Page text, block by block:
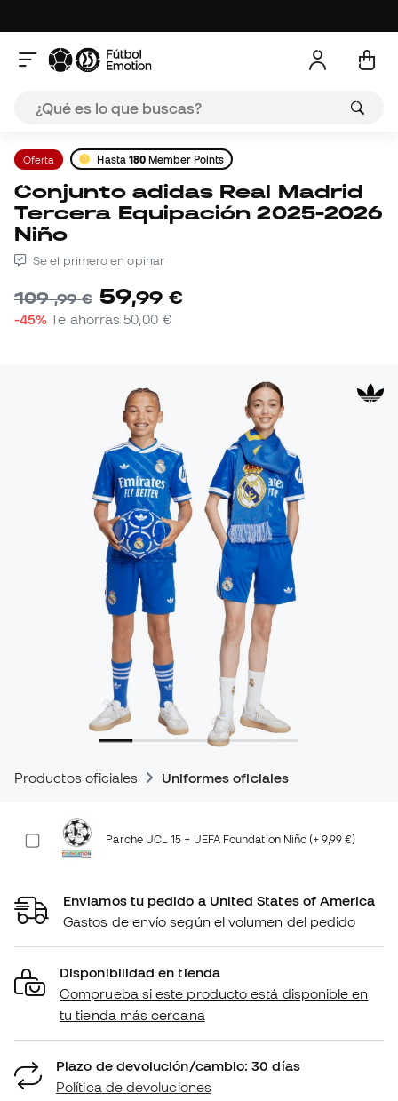
Oferta Hasta 180 Member Points
Conjunto adidas Real Madrid
Tercera Equipación 2025-2026
Niño
Sé el primero en opinar
109,99 € 59,99 €
-45% Te ahorras50,00 €
Productos oficiales Uniformes oficiales
Parche UCL 15 + UEFA Foundation Niño (+ 9,99 €)
Enviamos tu pedido a United States of America
Gastos de envío según el volumen del pedido
Disponibilidad en tienda
Comprueba si este producto está disponible en
tu tienda más cercana
Plazo de devolución/cambio: 30 días
Política de devoluciones